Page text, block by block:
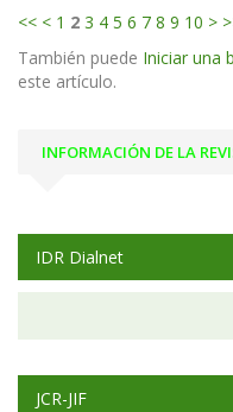
<< < 1 2 3 4 5 6 7 8 9 10 >
También puede Iniciar una
este artículo.
INFORMACIÓN DE LA
IDR Dialnet
JCR-JIF